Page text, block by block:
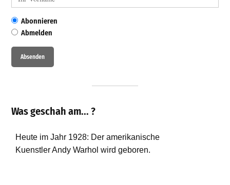
Abonnieren
Abmelden
Was geschah am... ?